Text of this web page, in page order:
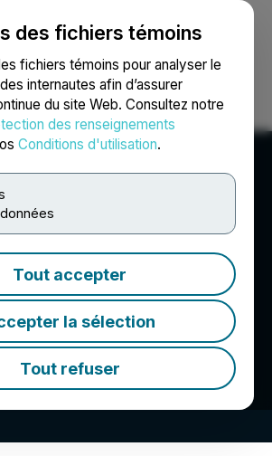
des fichiers témoins
fichiers témoins pour analyser le
internautes afin d’assurer
du site Web. Consultez notre
des renseignements
Conditions d'utilisation.
Tout accepter
la sélection
Tout refuser
session Recherche English
Moulding Ltd.